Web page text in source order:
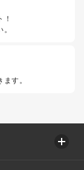
す。